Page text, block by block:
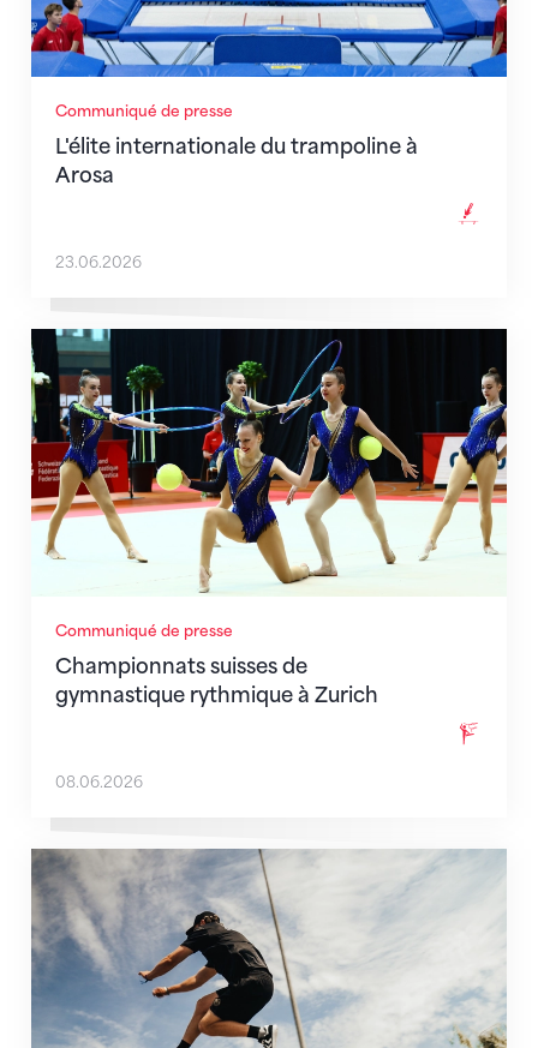
Communiqué de presse
L'élite internationale du trampoline à
Arosa
23.06.2026
Communiqué de presse
Championnats suisses de
gymnastique rythmique à Zurich
Championnats suisses de gymnastique rythmique à
08.06.2026
Lancement de la Swiss Parkour Series 2026